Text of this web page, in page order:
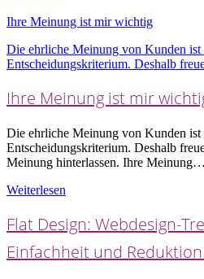
Ihre Meinung ist mir wichtig
Die ehrliche Meinung von Kunden ist
Entscheidungskriterium. Deshalb
Ihre Meinung ist mir
Die ehrliche Meinung von Kunden ist
Entscheidungskriterium. Deshalb
Meinung hinterlassen. Ihre Meinung…
Weiterlesen
Flat Design: Webdesign-
Einfachheit und